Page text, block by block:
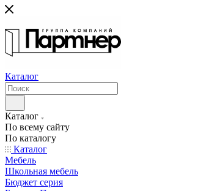
Каталог
Каталог
По всему сайту
По каталогу
Каталог
Мебель
Школьная мебель
Бюджет серия